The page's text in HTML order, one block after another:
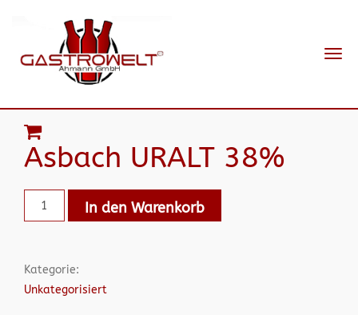
Asbach URALT 38%
In den Warenkorb
Kategorie:
Unkategorisiert